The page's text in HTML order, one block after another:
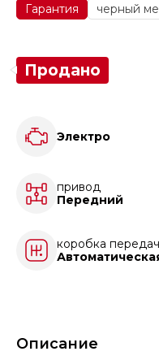
Гарантия черный
Продано
Электро
привод
Передний
коробка передач
Описание